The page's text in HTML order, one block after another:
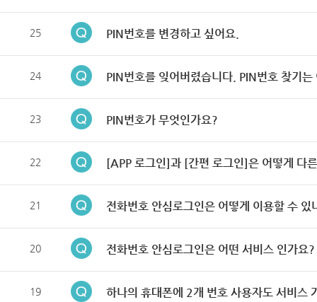
25 PIN번호를 변경하고 싶어요.
24 PIN번호를 잊어버렸습니다. PIN번호 찾기는
23 PIN번호가 무엇인가요?
22 [APP 로그인]과 [간편 로그인]은 어떻게 다
21 전화번호 안심로그인은 어떻게 이용할 수 있
20 전화번호 안심로그인은 어떤 서비스 인가요?
19 하나의 휴대폰에 2개 번호 사용자도 서비스